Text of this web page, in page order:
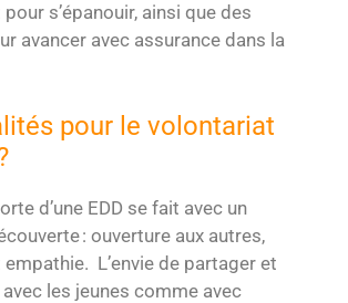
s’épanouir, ainsi que des
avancer avec assurance dans la
pour le volontariat
d’une EDD se fait avec un
: ouverture aux autres,
L’envie de partager et
avec les jeunes comme avec